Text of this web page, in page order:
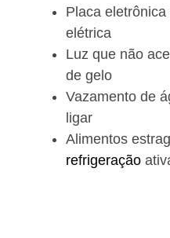
Placa
elétrica
Luz que não
de gelo
Vazamento de
ligar
Alimentos
refrigeração